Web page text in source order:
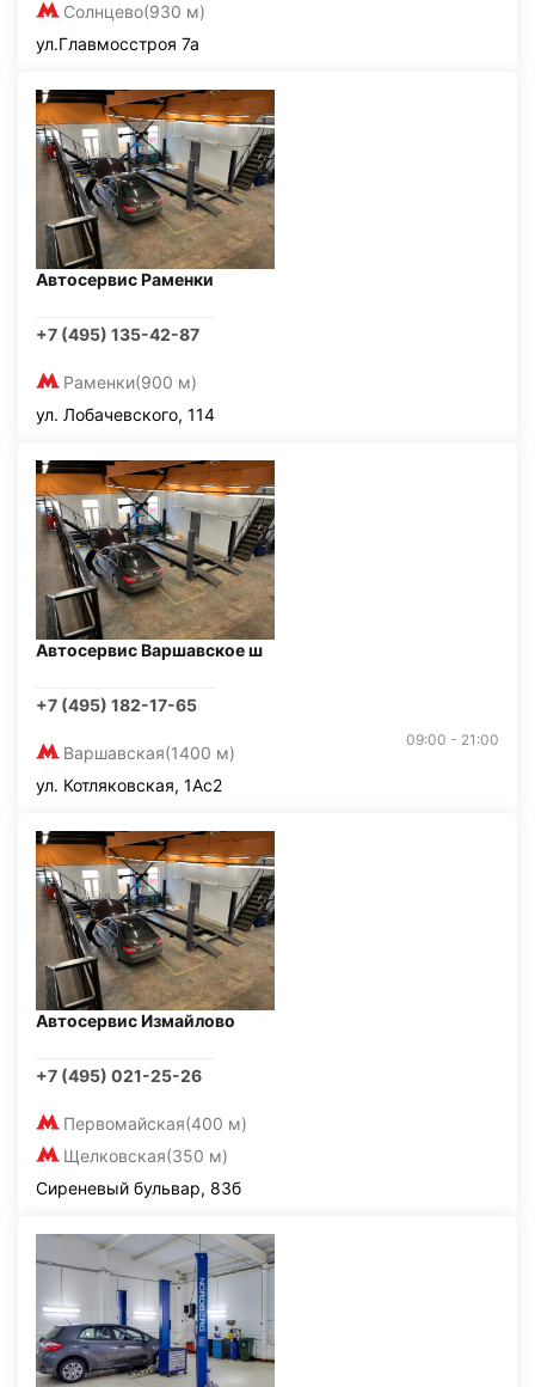
Солнцево(930 м)
ул.Главмосстроя 7а
Автосервис Раменки
+7 (495) 135-42-87
Раменки(900 м)
ул. Лобачевского, 114
Автосервис Варшавское ш
+7 (495) 182-17-65
Варшавская(1400 м)
09:00 - 21:00
ул. Котляковская, 1Ас2
Автосервис Измайлово
+7 (495) 021-25-26
Первомайская(400 м)
Щелковская(350 м)
Сиреневый бульвар, 83б